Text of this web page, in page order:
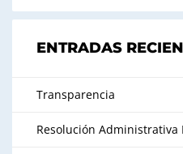
ENTRADAS
Transparencia
Resolución Administrativa